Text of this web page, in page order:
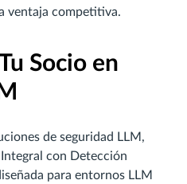
ventaja competitiva.
Socio en
de seguridad LLM,
con Detección
para entornos LLM